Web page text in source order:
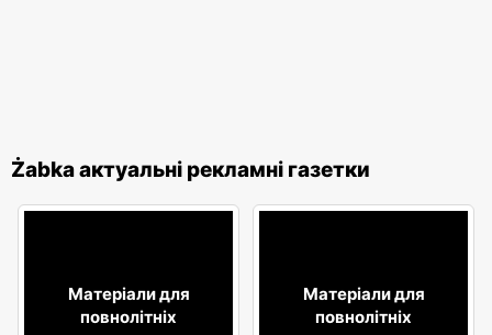
Żabka актуальні рекламні газетки
Матеріали для
повнолітніх
Матеріали для
повнолітніх